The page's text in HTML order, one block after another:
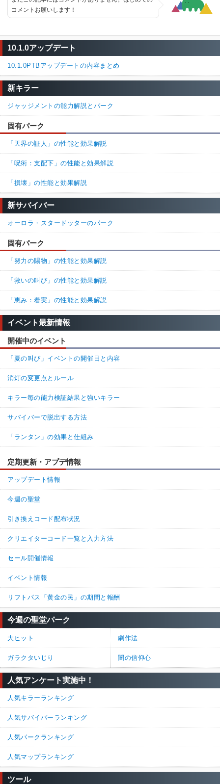
コメントお願いします！
10.1.0アップデート
10.1.0PTBアップデートの内容まとめ
新キラー
ジャッジメントの能力解説とパーク
固有パーク
「天界の証人」の性能と効果解説
「呪術：支配下」の性能と効果解説
「損壊」の性能と効果解説
新サバイバー
オーロラ・スタードッターのパーク
固有パーク
「努力の賜物」の性能と効果解説
「救いの叫び」の性能と効果解説
「恵み：着実」の性能と効果解説
イベント最新情報
開催中のイベント
「夏の叫び」イベントの開催日と内容
消灯の変更点とルール
キラー毎の能力検証結果と強いキラー
サバイバーで脱出する方法
「ランタン」の効果と仕組み
定期更新・アプデ情報
アップデート情報
今週の聖堂
引き換えコード配布状況
クリエイターコード一覧と入力方法
セール開催情報
イベント情報
リフトパス「黄金の民」の期間と報酬
今週の聖堂パーク
大ヒット 劇作法
ガラクタいじり 闇の信仰心
人気アンケート実施中！
人気キラーランキング
人気サバイバーランキング
人気パークランキング
人気マップランキング
ツール